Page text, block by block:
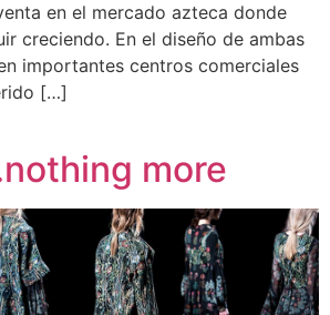
en el mercado azteca donde
creciendo. En el diseño de ambas
importantes centros comerciales
[…]
more